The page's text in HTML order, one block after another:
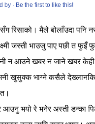
by · Be the first to like this!
सँग रिसाको। मैले बोलाँउदा पनि
जस्ती भाउजु पाए पछी त फुइँ
न आउने खबर न जाने खबर
खुसुक्क भाग्ने कसैले
आउनु भयो रे भनेर अस्ती डन्का